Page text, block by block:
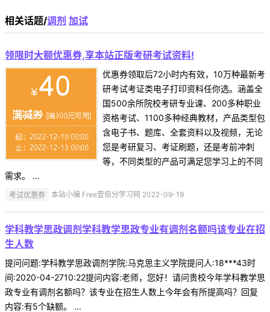
相关话题/调剂 加试
领限时大额优惠券,享本站正版考研考试资料!
优惠券领取后72小时内有效，10万种最新考
研考试考证类电子打印资料任你选。涵盖全
国500余所院校考研专业课、200多种职业
资格考试、1100多种经典教材，产品类型包
含电子书、题库、全套资料以及视频，无论
您是考研复习、考证刷题，还是考前冲刺
等，不同类型的产品可满足您学习上的不同
需求。 ...
考试优惠券 本站小编 Free壹佰分学习网 2022-09-19
学科教学思政调剂学科教学思政专业有调剂名额吗该专业在招
生人数
提问问题:学科教学思政调剂学院:马克思主义学院提问人:18***43时
间:2020-04-2710:22提问内容:老师，您好！请问贵校今年学科教学思
政专业有调剂名额吗？该专业在招生人数上今年会有所提高吗？回复
内容:有5个缺额。 ...